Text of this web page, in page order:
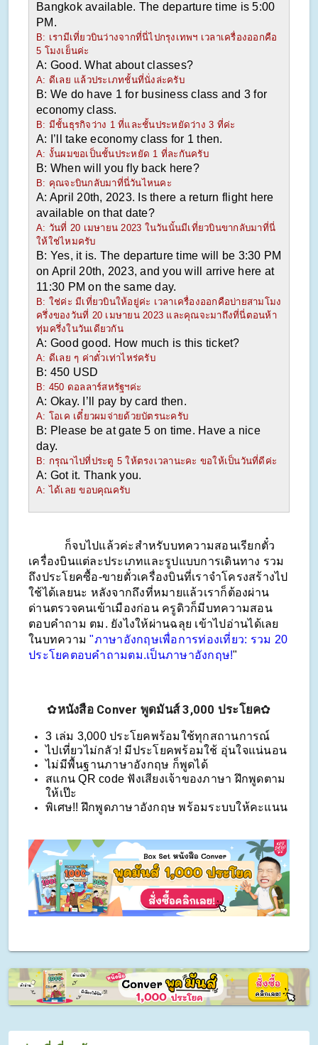
Bangkok available. The departure time is 5:00
PM.
B: เรามีเที่ยวบินว่างจากที่นี่ไปกรุงเทพฯ เวลาเครื่องออกคือ
5 โมงเย็นค่ะ
A: Good. What about classes?
A: ดีเลย แล้วประเภทชั้นที่นั่งล่ะครับ
B: We do have 1 for business class and 3 for
economy class.
B: มีชั้นธุรกิจว่าง 1 ที่และชั้นประหยัดว่าง 3 ที่ค่ะ
A: I’ll take economy class for 1 then.
A: งั้นผมขอเป็นชั้นประหยัด 1 ที่ละกันครับ
B: When will you fly back here?
B: คุณจะบินกลับมาที่นี่วันไหนคะ
A: April 20th, 2023. Is there a return flight here
available on that date?
A: วันที่ 20 เมษายน 2023 ในวันนั้นมีเที่ยวบินขากลับมาที่นี่
ให้ใช่ไหมครับ
B: Yes, it is. The departure time will be 3:30 PM
on April 20th, 2023, and you will arrive here at
11:30 PM on the same day.
B: ใช่ค่ะ มีเที่ยวบินให้อยู่ค่ะ เวลาเครื่องออกคือบ่ายสามโมง
ครึ่งของวันที่ 20 เมษายน 2023 และคุณจะมาถึงที่นี่ตอนห้า
ทุ่มครึ่งในวันเดียวกัน
A: Good good. How much is this ticket?
A: ดีเลย ๆ ค่าตั๋วเท่าไหร่ครับ
B: 450 USD
B: 450 ดอลลาร์สหรัฐฯค่ะ
A: Okay. I’ll pay by card then.
A: โอเค เดี๋ยวผมจ่ายด้วยบัตรนะครับ
B: Please be at gate 5 on time. Have a nice
day.
B: กรุณาไปที่ประตู 5 ให้ตรงเวลานะคะ ขอให้เป็นวันที่ดีค่ะ
A: Got it. Thank you.
A: ได้เลย ขอบคุณครับ
ก็จบไปแล้วค่ะสำหรับบทความสอนเรียกตั๋ว
เครื่องบินแต่ละประเภทและรูปแบบการเดินทาง รวม
ถึงประโยคซื้อ-ขายตั๋วเครื่องบินที่เราจำโครงสร้างไป
ใช้ได้เลยนะ หลังจากถึงที่หมายแล้วเราก็ต้องผ่าน
ด่านตรวจคนเข้าเมืองก่อน ครูดิวก็มีบทความสอน
ตอบคำถาม ตม. ยังไงให้ผ่านฉลุย เข้าไปอ่านได้เลย
ในบทความ "ภาษาอังกฤษเพื่อการท่องเที่ยว: รวม 20
ประโยคตอบคำถามตม.เป็นภาษาอังกฤษ!"
✿หนังสือ Conver พูดมันส์ 3,000 ประโยค✿
3 เล่ม 3,000 ประโยคพร้อมใช้ทุกสถานการณ์
ไปเที่ยวไม่กลัว! มีประโยคพร้อมใช้ อุ่นใจแน่นอน
ไม่มีพื้นฐานภาษาอังกฤษ ก็พูดได้
สแกน QR code ฟังเสียงเจ้าของภาษา ฝึกพูดตาม
ให้เป๊ะ
พิเศษ!! ฝึกพูดภาษาอังกฤษ พร้อมระบบให้คะแนน